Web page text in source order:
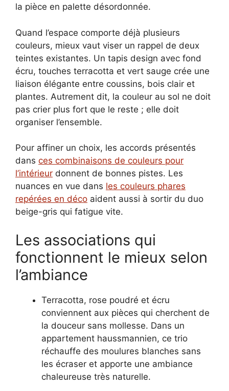
la pièce en palette désordonnée.
Quand l’espace comporte déjà plusieurs
couleurs, mieux vaut viser un rappel de deux
teintes existantes. Un tapis design avec fond
écru, touches terracotta et vert sauge crée une
liaison élégante entre coussins, bois clair et
plantes. Autrement dit, la couleur au sol ne doit
pas crier plus fort que le reste ; elle doit
organiser l’ensemble.
Pour affiner un choix, les accords présentés
dans ces combinaisons de couleurs pour
l’intérieur donnent de bonnes pistes. Les
nuances en vue dans les couleurs phares
repérées en déco aident aussi à sortir du duo
beige-gris qui fatigue vite.
Les associations qui
fonctionnent le mieux selon
l’ambiance
Terracotta, rose poudré et écru
conviennent aux pièces qui cherchent de
la douceur sans mollesse. Dans un
appartement haussmannien, ce trio
réchauffe des moulures blanches sans
les écraser et apporte une ambiance
chaleureuse très naturelle.